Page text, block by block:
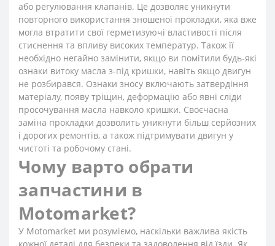
або регулювання клапанів. Це дозволяє уникнути
повторного використання зношеної прокладки, яка вже
могла втратити свої герметизуючі властивості після
стиснення та впливу високих температур. Також її
необхідно негайно замінити, якщо ви помітили будь-які
ознаки витоку масла з-під кришки, навіть якщо двигун
не розбирався. Ознаки зносу включають затвердіння
матеріалу, появу тріщин, деформацію або явні сліди
просочування масла навколо кришки. Своєчасна
заміна прокладки дозволить уникнути більш серйозних
і дорогих ремонтів, а також підтримувати двигун у
чистоті та робочому стані.
Чому варто обрати
запчастини в
Motomarket?
У Motomarket ми розуміємо, наскільки важлива якість